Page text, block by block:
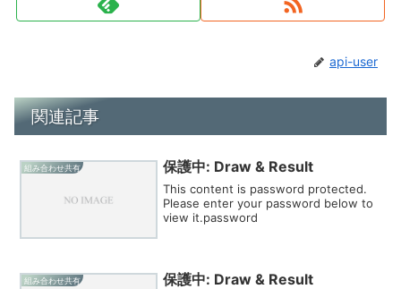
api-user
関連記事
組み合わせ共有 保護中: Draw & Result
This content is password protected.
Please enter your password below to
view it.password
組み合わせ共有 保護中: Draw & Result